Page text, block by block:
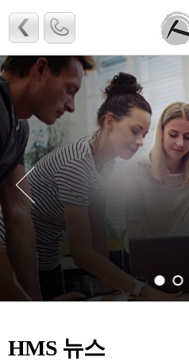
HMS 뉴스